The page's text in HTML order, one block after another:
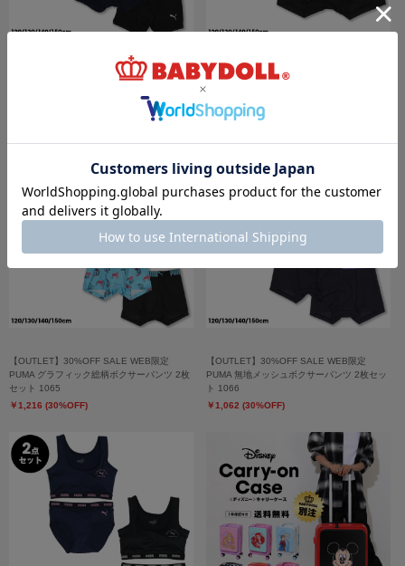
【OUTLET】30%OFF SALE WEB限定
【OUTLET】30%OFF SALE WEB限定
PUMA ロゴ総柄ボクサーパンツ 2枚セット
￥1,216 (30%OFF)
【OUTLET】30%OFF SALE WEB限定
PUMA グラフィック総柄ボクサーパンツ 2枚
セット 1065
￥1,216 (30%OFF)
【OUTLET】30%OFF SALE WEB限定
PUMA 無地メッシュボクサーパンツ 2枚セッ
ト 1066
￥1,062 (30%OFF)